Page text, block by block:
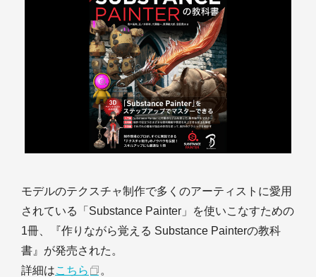
モデルのテクスチャ制作で多くのアーティストに愛用
されている「Substance Painter」を使いこなすための
1冊、『作りながら覚える Substance Painterの教科
書』が発売された。
詳細はこちら 。